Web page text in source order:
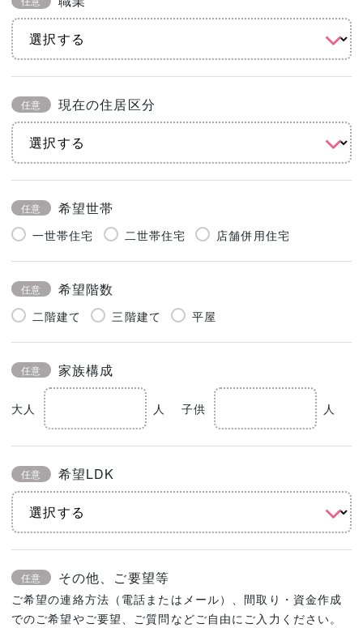
任意 現在の住居区分
任意 希望世帯
一世帯住宅 二世帯住宅 店舗併用住宅
任意 希望階数
二階建て 三階建て 平屋
任意 家族構成
大人 人 子供 人
任意 希望LDK
任意 その他、ご要望等
ご希望の連絡方法（電話またはメール）、間取り・資金作成
でのご希望やご要望、ご質問などご自由にご入力ください。